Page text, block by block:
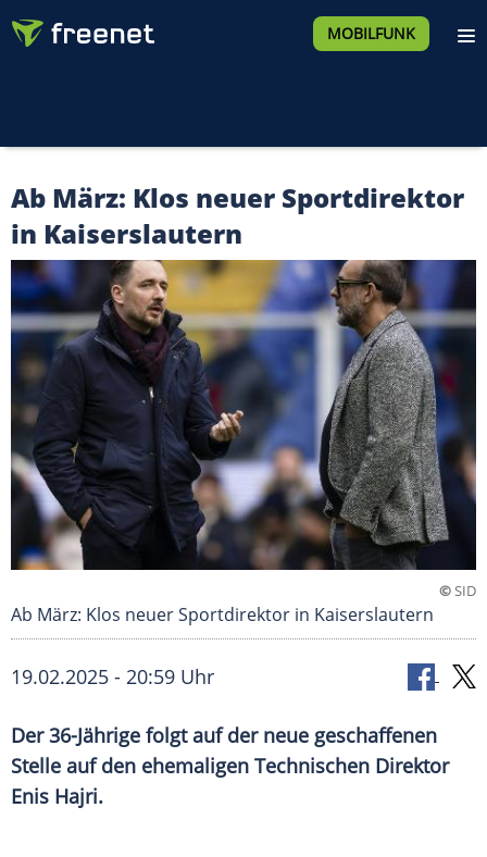
MOBILFUNK
Ab März: Klos neuer Sportdirektor
in Kaiserslautern
©SID
Ab März: Klos neuer Sportdirektor in Kaiserslautern
19.02.2025 - 20:59 Uhr
Der 36-Jährige folgt auf der neue geschaffenen
Stelle auf den ehemaligen Technischen Direktor
Enis Hajri.